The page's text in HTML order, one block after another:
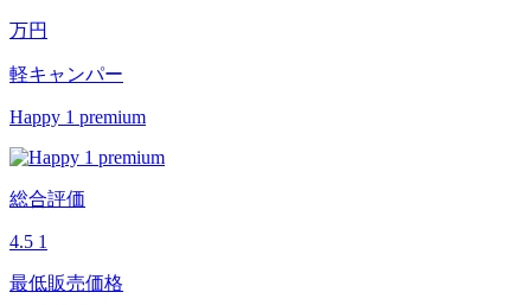
万円
軽キャンパー
Happy 1 premium
総合評価
4.5 1
最低販売価格